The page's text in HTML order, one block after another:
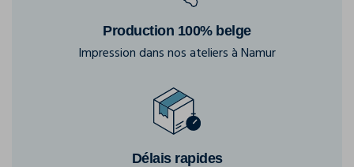
Production 100% belge
Impression dans nos ateliers à Namur
Délais rapides